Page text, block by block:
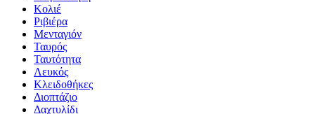
Κολιέ
Ριβιέρα
Μενταγιόν
Ταυρός
Ταυτότητα
Λευκός
Κλειδοθήκες
Διοπτάζιο
Δαχτυλίδι